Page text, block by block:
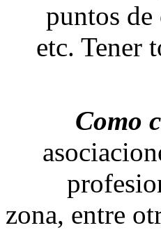
puntos
etc. Tener
Como
zona, entre